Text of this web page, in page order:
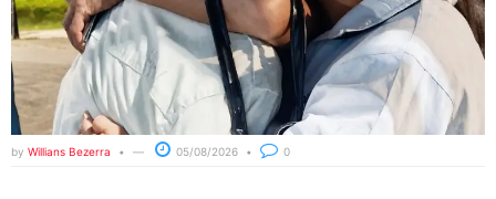
by Willians Bezerra 05/08/2026 0